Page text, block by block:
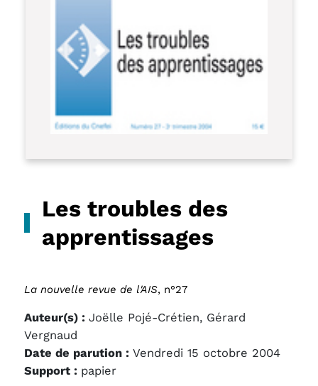
Les troubles des
apprentissages
La nouvelle revue de l'AIS, n°27
Auteur(s) : Joëlle Pojé-Crétien, Gérard
Vergnaud
Date de parution : Vendredi 15 octobre 2004
Support : papier